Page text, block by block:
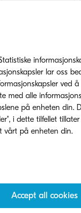
flere ting
15 sider per minutt
sekunder
2 GB standard
lar oss
ved å
med alle
på enheten din.
i dette tilfellet
plassere bare de informasjonskapslene som er nødvendige for riktig visning av nettstedet vårt på enheten din.
Accept all cookies